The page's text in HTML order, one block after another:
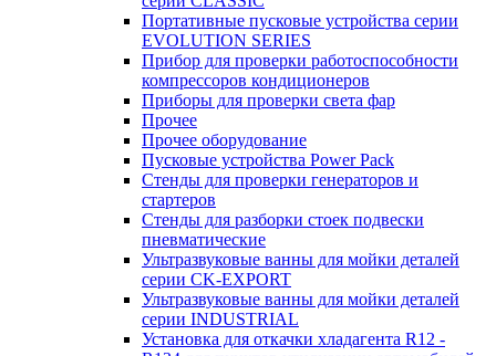
Портативные пусковые устройства серии
EVOLUTION SERIES
Прибор для проверки работоспособности
компрессоров кондиционеров
Приборы для проверки света фар
Прочее
Прочее оборудование
Пусковые устройства Power Pack
Стенды для проверки генераторов и
стартеров
Стенды для разборки стоек подвески
пневматические
Ультразвуковые ванны для мойки деталей
серии CK-EXPORT
Ультразвуковые ванны для мойки деталей
серии INDUSTRIAL
Установка для откачки хладагента R12 -